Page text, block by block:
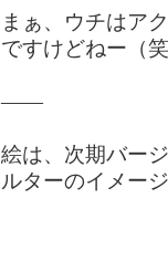
まぁ、ウチはア
ですけどねー（笑
――
絵は、次期バー
ルターのイメー